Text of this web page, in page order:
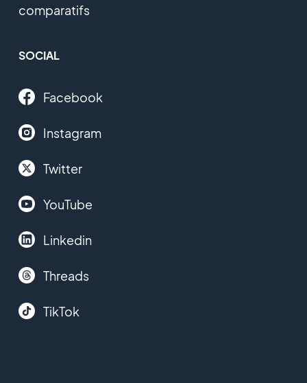
comparatifs
SOCIAL
Facebook
Instagram
Twitter
YouTube
Linkedin
Threads
TikTok